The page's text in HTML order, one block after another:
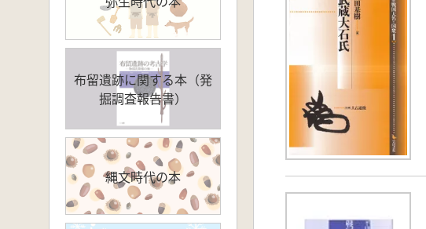
布留遺跡に関する本（発
掘調査報告書）
縄文時代の本